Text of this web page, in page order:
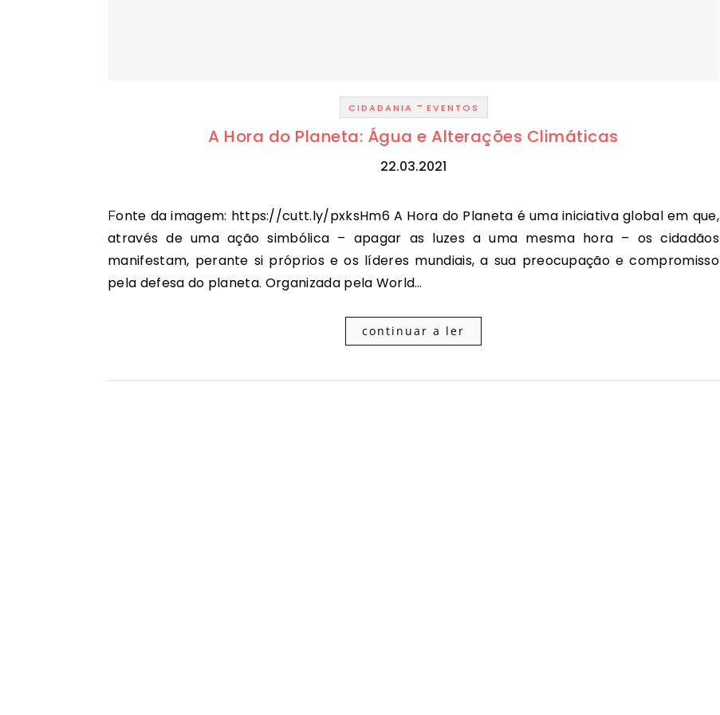
CIDADANIA - EVENTOS
A Hora do Planeta: Água e Alterações Climáticas
22.03.2021
Fonte da imagem: https://cutt.ly/pxksHm6 A Hora do Planeta é uma iniciativa global em que,
através de uma ação simbólica – apagar as luzes a uma mesma hora – os cidadãos
manifestam, perante si próprios e os líderes mundiais, a sua preocupação e compromisso
pela defesa do planeta. Organizada pela World…
continuar a ler